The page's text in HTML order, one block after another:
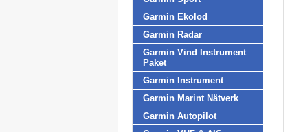
Garmin Ekolod
Garmin Radar
Garmin Vind Instrument
Paket
Garmin Instrument
Garmin Marint Nätverk
Garmin Autopilot